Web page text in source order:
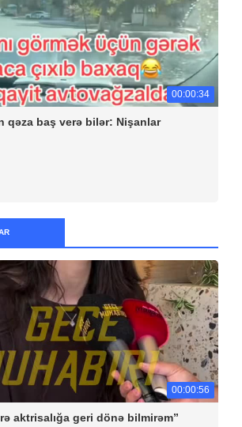
00:00:34
qəza baş verə bilər: Nişanlar
00:00:56
aktrisalığa geri dönə bilmirəm”